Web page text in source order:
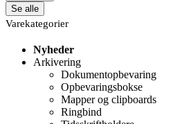
Se alle
Varekategorier
Nyheder
Arkivering
Dokumentopbevaring
Opbevaringsbokse
Mapper og clipboards
Ringbind